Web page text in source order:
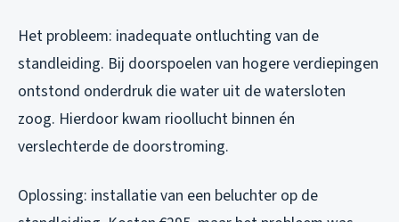
Het probleem: inadequate ontluchting van de
standleiding. Bij doorspoelen van hogere verdiepingen
ontstond onderdruk die water uit de watersloten
zoog. Hierdoor kwam rioollucht binnen én
verslechterde de doorstroming.
Oplossing: installatie van een beluchter op de